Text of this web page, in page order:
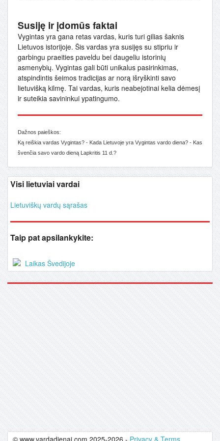
Susiję ir įdomūs faktai
Vygintas yra gana retas vardas, kuris turi gilias šaknis
Lietuvos istorijoje. Šis vardas yra susijęs su stipriu ir
garbingu praeities paveldu bei daugeliu istorinių
asmenybių. Vygintas gali būti unikalus pasirinkimas,
atspindintis šeimos tradicijas ar norą išryškinti savo
lietuvišką kilmę. Tai vardas, kuris neabejotinai kelia dėmesį
ir suteikia savininkui ypatingumo.
Dažnos paieškos:
Ką reiškia vardas Vygintas? - Kada Lietuvoje yra Vygintas vardo diena? - Kas
švenčia savo vardo dieną Lapkritis 11 d.?
Visi lietuviai vardai
Lietuviškų vardų sąrašas
Taip pat apsilankykite:
Laikas Švedijoje
© www.vardadienai.com 2025-2026 - Privacy & Terms.